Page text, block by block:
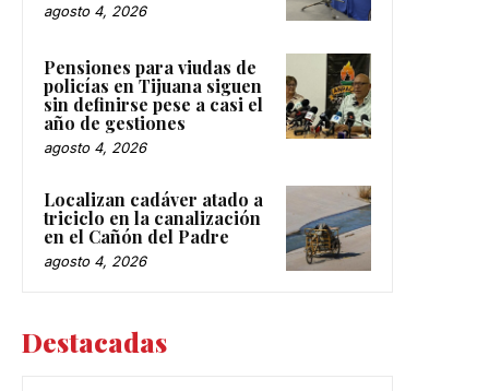
agosto 4, 2026
Pensiones para viudas de
policías en Tijuana siguen
sin definirse pese a casi el
año de gestiones
agosto 4, 2026
Localizan cadáver atado a
triciclo en la canalización
en el Cañón del Padre
agosto 4, 2026
Destacadas